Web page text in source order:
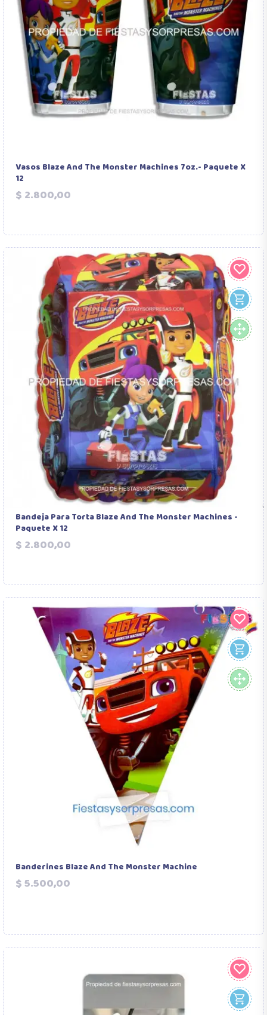
Vasos Blaze And The Monster Machines 7oz.- Paquete X
12
$ 2.800,00
Bandeja Para Torta Blaze And The Monster Machines -
Paquete X 12
$ 2.800,00
Banderines Blaze And The Monster Machine
$ 5.500,00